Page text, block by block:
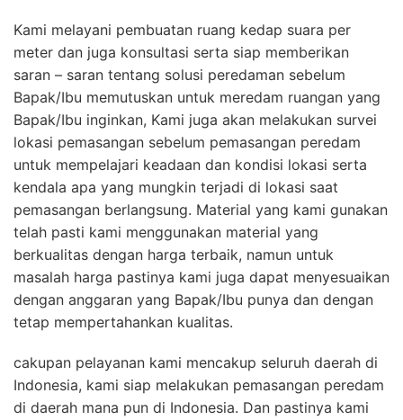
Kami melayani pembuatan ruang kedap suara per
meter dan juga konsultasi serta siap memberikan
saran – saran tentang solusi peredaman sebelum
Bapak/Ibu memutuskan untuk meredam ruangan yang
Bapak/Ibu inginkan, Kami juga akan melakukan survei
lokasi pemasangan sebelum pemasangan peredam
untuk mempelajari keadaan dan kondisi lokasi serta
kendala apa yang mungkin terjadi di lokasi saat
pemasangan berlangsung. Material yang kami gunakan
telah pasti kami menggunakan material yang
berkualitas dengan harga terbaik, namun untuk
masalah harga pastinya kami juga dapat menyesuaikan
dengan anggaran yang Bapak/Ibu punya dan dengan
tetap mempertahankan kualitas.
cakupan pelayanan kami mencakup seluruh daerah di
Indonesia, kami siap melakukan pemasangan peredam
di daerah mana pun di Indonesia. Dan pastinya kami